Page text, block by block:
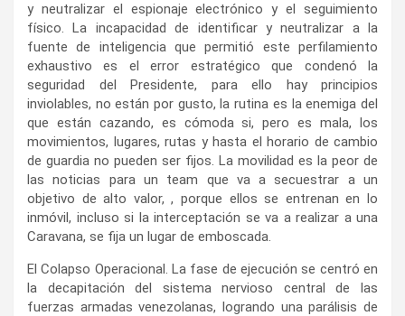
y neutralizar el espionaje electrónico y el seguimiento
físico. La incapacidad de identificar y neutralizar a la
fuente de inteligencia que permitió este perfilamiento
exhaustivo es el error estratégico que condenó la
seguridad del Presidente, para ello hay principios
inviolables, no están por gusto, la rutina es la enemiga del
que están cazando, es cómoda si, pero es mala, los
movimientos, lugares, rutas y hasta el horario de cambio
de guardia no pueden ser fijos. La movilidad es la peor de
las noticias para un team que va a secuestrar a un
objetivo de alto valor, , porque ellos se entrenan en lo
inmóvil, incluso si la interceptación se va a realizar a una
Caravana, se fija un lugar de emboscada.
El Colapso Operacional. La fase de ejecución se centró en
la decapitación del sistema nervioso central de las
fuerzas armadas venezolanas, logrando una parálisis de